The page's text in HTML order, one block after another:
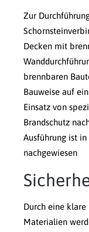
Zur
Decken mit
brennbaren
Bauweise auf
Einsatz von
Brandschutz
Ausführung ist
nachgewiesen
Durch eine
Materialien